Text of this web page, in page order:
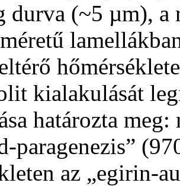
durva (~5 µm),
kialakulását
határozta meg:
paragenezis”
az „egirin-